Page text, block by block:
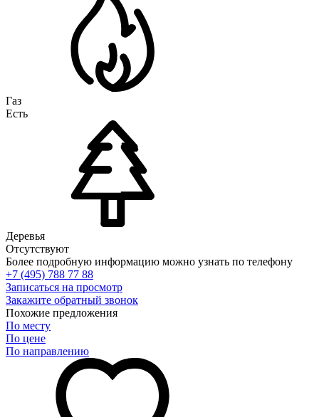
Газ
Есть
Деревья
Отсутствуют
Более подробную информацию можно узнать по телефону
+7 (495) 788 77 88
Записаться на просмотр
Закажите обратный звонок
Похожие предложения
По месту
По цене
По направлению